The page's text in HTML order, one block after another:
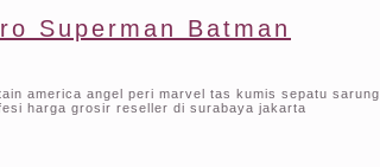
Superman Batman
america angel peri marvel tas kumis sepatu sarung
harga grosir reseller di surabaya jakarta